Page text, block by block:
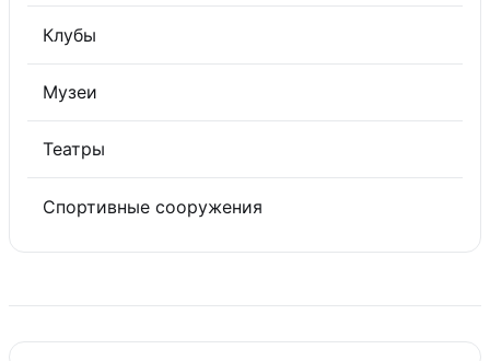
Клубы
Музеи
Театры
Спортивные сооружения